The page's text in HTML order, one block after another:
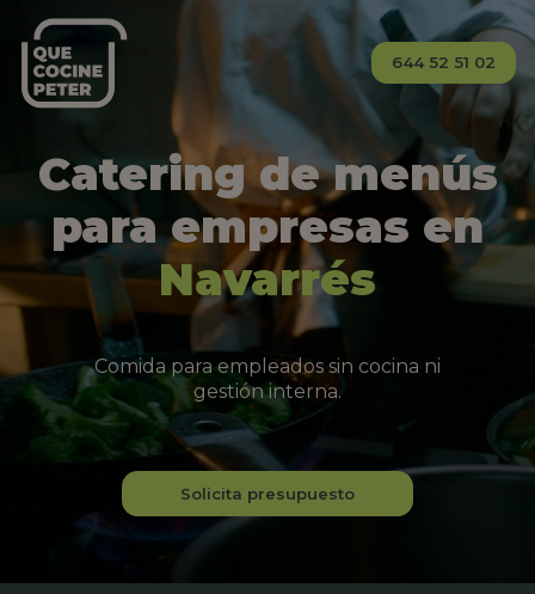
644 52 51 02
Catering de menús
para empresas en
Navarrés
Comida para empleados sin cocina ni
gestión interna.
Solicita presupuesto